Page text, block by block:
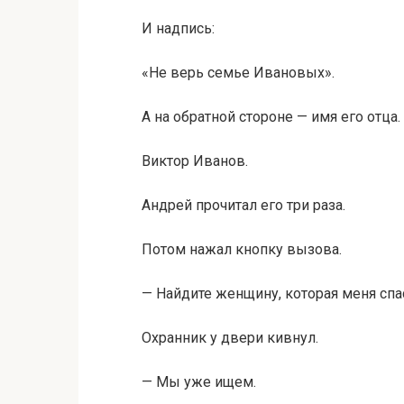
И надпись:
«Не верь семье Ивановых».
А на обратной стороне — имя его отца.
Виктор Иванов.
Андрей прочитал его три раза.
Потом нажал кнопку вызова.
— Найдите женщину, которая меня
Охранник у двери кивнул.
— Мы уже ищем.